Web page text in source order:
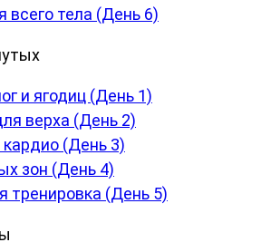
всего тела (День 6)
и ягодиц (День 1)
верха (День 2)
(День 3)
зон (День 4)
тренировка (День 5)